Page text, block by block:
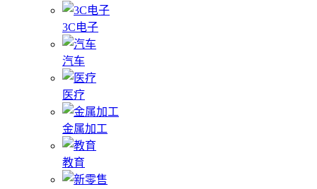
3C电子
汽车
医疗
金属加工
教育